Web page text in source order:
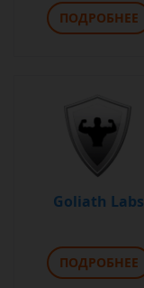
ПОДРОБНЕЕ
Goliath Labs
ПОДРОБНЕЕ